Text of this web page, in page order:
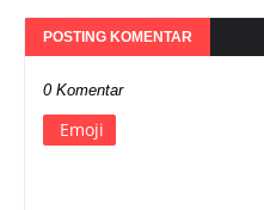
POSTING KOMENTAR
0 Komentar
Emoji